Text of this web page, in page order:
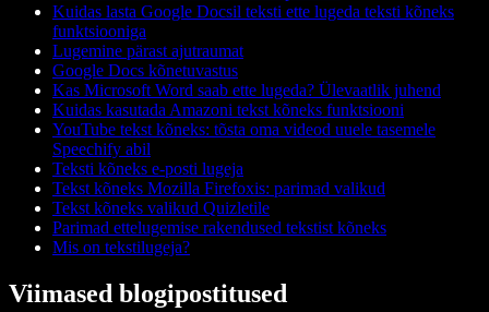
Kuidas lasta Google Docsil teksti ette lugeda teksti kõneks
funktsiooniga
Lugemine pärast ajutraumat
Google Docs kõnetuvastus
Kas Microsoft Word saab ette lugeda? Ülevaatlik juhend
Kuidas kasutada Amazoni tekst kõneks funktsiooni
YouTube tekst kõneks: tõsta oma videod uuele tasemele
Speechify abil
Teksti kõneks e-posti lugeja
Tekst kõneks Mozilla Firefoxis: parimad valikud
Tekst kõneks valikud Quizletile
Parimad ettelugemise rakendused tekstist kõneks
Mis on tekstilugeja?
Viimased blogipostitused